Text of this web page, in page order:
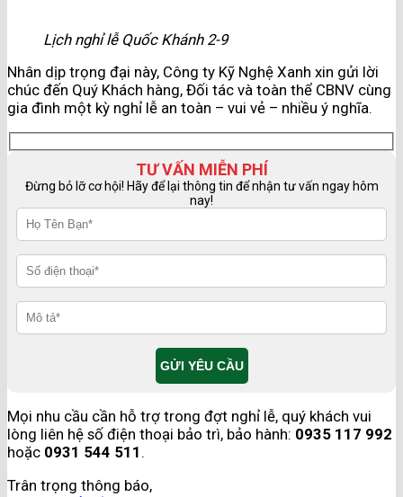
Lịch nghỉ lễ Quốc Khánh 2-9
Nhân dịp trọng đại này, Công ty Kỹ Nghệ Xanh xin gửi lời
chúc đến Quý Khách hàng, Đối tác và toàn thể CBNV cùng
gia đình một kỳ nghỉ lễ an toàn – vui vẻ – nhiều ý nghĩa.
TƯ VẤN MIỄN PHÍ
Đừng bỏ lỡ cơ hội! Hãy để lại thông tin để nhận tư vấn ngay hôm
nay!
Mọi nhu cầu cần hỗ trợ trong đợt nghỉ lễ, quý khách vui
lòng liên hệ số điện thoại bảo trì, bảo hành: 0935 117 992
hoặc 0931 544 511 .
Trân trọng thông báo,